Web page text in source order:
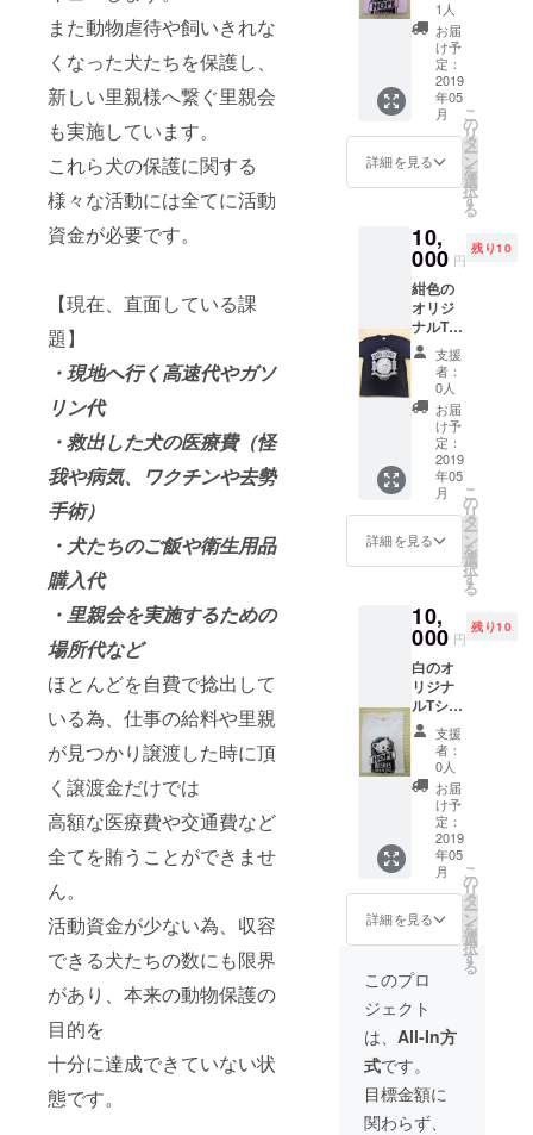
また動物虐待や飼いきれな
くなった犬たちを保護し、
新しい里親様へ繋ぐ里親会
も実施しています。
これら犬の保護に関する
様々な活動には全てに活動
資金が必要です。
【現在、直面している課
題】
・現地へ行く高速代やガソ
リン代
・救出した犬の医療費（怪
我や病気、ワクチンや去勢
手術）
・犬たちのご飯や衛生用品
購入代
・里親会を実施するための
場所代など
ほとんどを自費で捻出して
いる為、仕事の給料や里親
が見つかり譲渡した時に頂
く譲渡金だけでは
高額な医療費や交通費など
全てを賄うことができませ
ん。
活動資金が少ない為、収容
できる犬たちの数にも限界
があり、本来の動物保護の
目的を
十分に達成できていない状
態です。
サイズ
はS/M/L
から選
べます
が在庫
がなく
なった
場合は
別途ご
案内い
たしま
（色、
サイズ
変更を
お願い
致しま
す）
1人
お届
け予
定：
2019
年05
月
詳細を見る
こ
の
リ
タ
ー
ン
を
選
択
す
る
10,
000 円
残り10
紺色の
オリジ
ナルT
シャツ
です。
サイズ
はS/M/L
から選
べます
が在庫
がなく
なった
場合は
別途ご
案内い
たしま
（色、
サイズ
変更を
お願い
致しま
す）
支援
者：
0人
お届
け予
定：
2019
年05
月
詳細を見る
こ
の
リ
タ
ー
ン
を
選
択
す
る
10,
000 円
残り10
白のオ
リジナ
ルTシャ
ツで
す。 サ
イズは
S/M/Lか
ら選べ
ますが
在庫が
なく
なった
場合は
別途ご
案内い
たしま
す。
（色、
サイズ
変更を
お願い
致しま
す）
支援
者：
0人
お届
け予
定：
2019
年05
月
詳細を見る
こ
の
リ
タ
ー
ン
を
選
択
す
る
このプロ
ジェクト
は、 All-In方
式です。
目標金額に
関わらず、